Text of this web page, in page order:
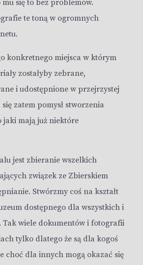
mu się to bez problemów.
te toną w ogromnych
konkretnego miejsca w którym
zostałyby zebrane,
i udostępnione w przejrzystej
zatem pomysł stworzenia
mają już niektóre
jest zbieranie wszelkich
związek ze Zbierskiem
Stwórzmy coś na kształt
dostępnego dla wszystkich i
Tak wiele dokumentów i fotografii
tylko dlatego że są dla kogoś
choć dla innych mogą okazać się